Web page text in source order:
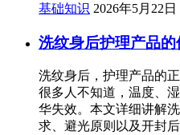
基础知识 2026年5月22日
洗纹身后护理产品
洗纹身后，护理产品的
很多人不知道，温度、
华失效。本文详细讲解
求、避光原则以及开封